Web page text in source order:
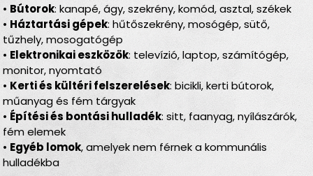
• Bútorok: kanapé, ágy, szekrény, komód, asztal, székek
• Háztartási gépek: hűtőszekrény, mosógép, sütő,
tűzhely, mosogatógép
• Elektronikai eszközök: televízió, laptop, számítógép,
monitor, nyomtató
• Kerti és kültéri felszerelések: bicikli, kerti bútorok,
műanyag és fém tárgyak
• Építési és bontási hulladék: sitt, faanyag, nyílászárók,
fém elemek
• Egyéb lomok, amelyek nem férnek a kommunális
hulladékba